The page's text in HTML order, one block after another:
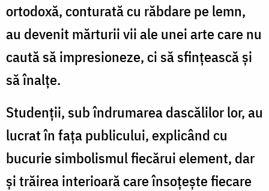
ortodoxă, conturată cu răbdare pe lemn,
au devenit mărturii vii ale unei arte care nu
caută să impresioneze, ci să sfințească și
să înalțe.
Studenții, sub îndrumarea dascălilor lor, au
lucrat în fața publicului, explicând cu
bucurie simbolismul fiecărui element, dar
și trăirea interioară care însoțește fiecare